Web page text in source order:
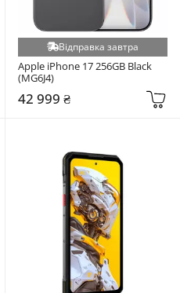
Відправка завтра
Apple iPhone 17 256GB Black
(MG6J4)
42 999 ₴